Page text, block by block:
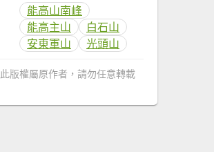
能高山南峰
能高主山
白石山
安東軍山
光頭山
此版權屬原作者，請勿任意轉載